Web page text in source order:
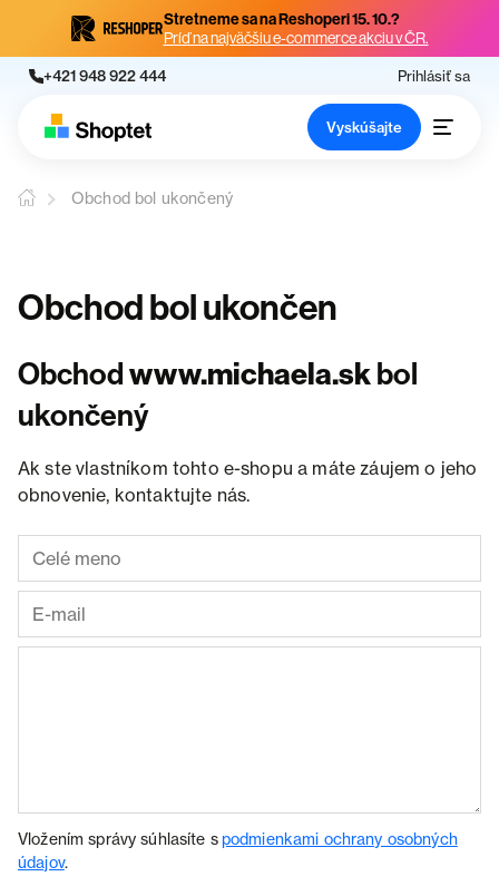
Stretneme sa na Reshoperi 15. 10.?
Príď na najväčšiu e-commerce akciu v ČR.
+421 948 922 444 Prihlásiť sa
Vyskúšajte
Obchod bol ukončený
Obchod bol ukončen
Obchodwww.michaela.skbol
ukončený
Ak ste vlastníkom tohto e-shopu a máte záujem o jeho
obnovenie, kontaktujte nás.
Vložením správy súhlasíte spodmienkami ochrany osobných
údajov.